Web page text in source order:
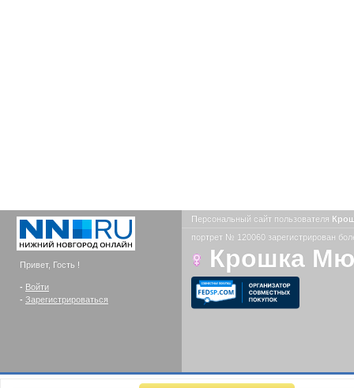
Привет, Гость !
- Войти
- Зарегистрироваться
Персональный сайт пользователя
портрет № 120060 зарегистрирован
Крошка Мю